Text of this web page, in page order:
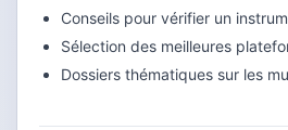
Conseils pour vérifier un
Sélection des meilleures
Dossiers thématiques sur les